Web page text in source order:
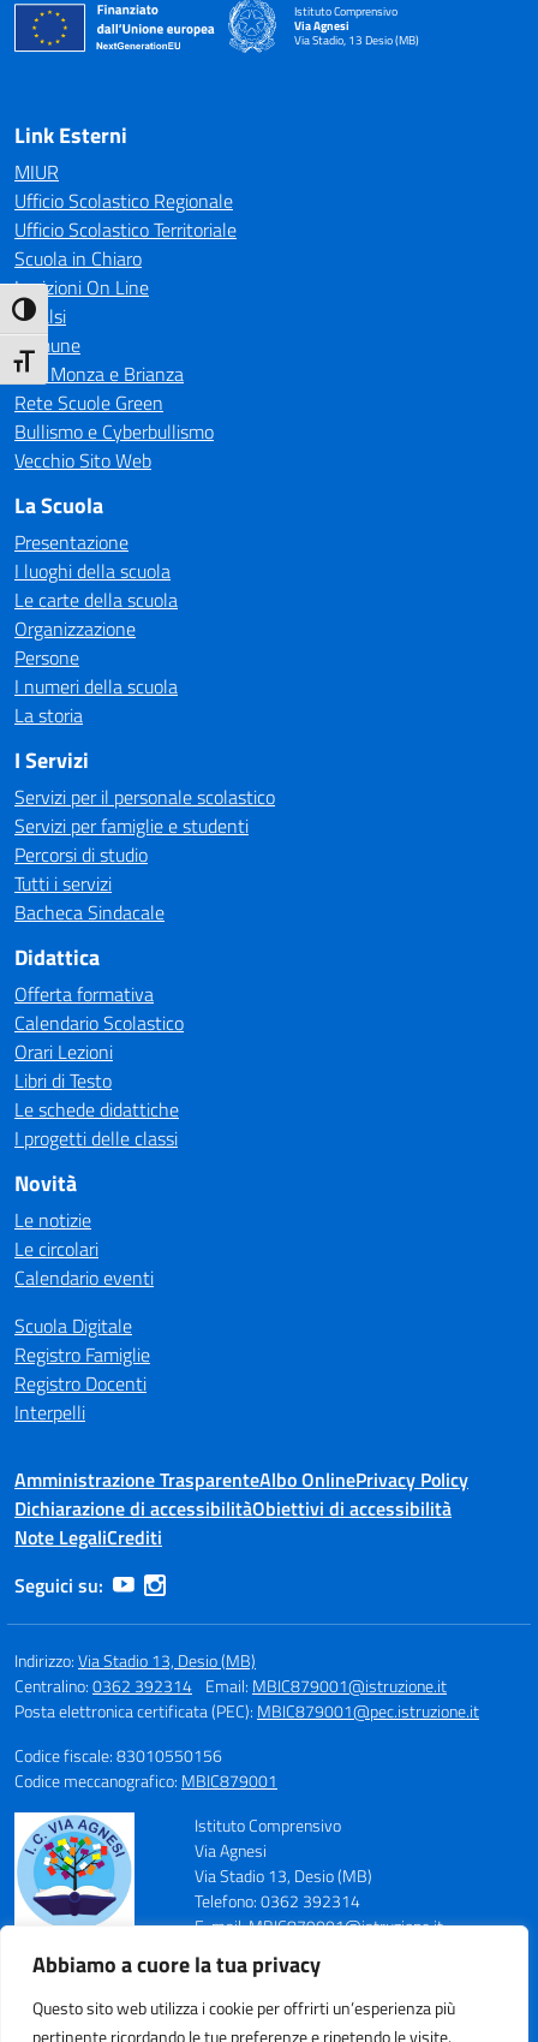
Abbiamo a cuore la tua privacy
Questo sito web utilizza i cookie per offrirti un’esperienza più
pertinente ricordando le tue preferenze e ripetendo le visite.
Attiva/disattiva alto contrasto
Attiva/disattiva dimensione testo
Istituto Comprensivo
Via Agnesi
Via Stadio, 13 Desio (MB)
— Visita la pagina iniziale della scuola
Link Esterni
MIUR
Ufficio Scolastico Regionale
Ufficio Scolastico Territoriale
Scuola in Chiaro
Iscrizioni On Line
Invalsi
Comune
CTS Monza e Brianza
Rete Scuole Green
Bullismo e Cyberbullismo
Vecchio Sito Web
La Scuola
Presentazione
I luoghi della scuola
Le carte della scuola
Organizzazione
Persone
I numeri della scuola
La storia
I Servizi
Servizi per il personale scolastico
Servizi per famiglie e studenti
Percorsi di studio
Tutti i servizi
Bacheca Sindacale
Didattica
Offerta formativa
Calendario Scolastico
Orari Lezioni
Libri di Testo
Le schede didattiche
I progetti delle classi
Novità
Le notizie
Le circolari
Calendario eventi
Scuola Digitale
Registro Famiglie
Registro Docenti
Interpelli
Amministrazione TrasparenteAlbo OnlinePrivacy Policy
Dichiarazione di accessibilitàObiettivi di accessibilità
Note LegaliCrediti
Seguici su:
Indirizzo:Via Stadio 13, Desio (MB)
Centralino:0362 392314 Email: MBIC879001@istruzione.it
Posta elettronica certificata (PEC): MBIC879001@pec.istruzione.it
Codice fiscale: 83010550156
Codice meccanografico: MBIC879001
Istituto Comprensivo
Via Agnesi
Via Stadio 13, Desio (MB)
Telefono: 0362 392314
E-mail: MBIC879001@istruzione.it
PEC: MBIC879001@pec.istruzione.it
Codice Meccanografico: MBIC879001
Codice Fiscale: 83010550156